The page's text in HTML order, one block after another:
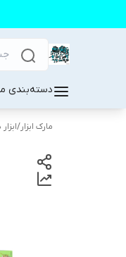
دسته‌بندی
مارک ابزار/